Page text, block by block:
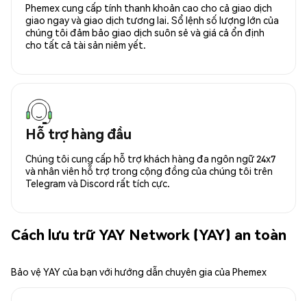
Phemex cung cấp tính thanh khoản cao cho cả giao dịch
giao ngay và giao dịch tương lai. Sổ lệnh số lượng lớn của
chúng tôi đảm bảo giao dịch suôn sẻ và giá cả ổn định
cho tất cả tài sản niêm yết.
Hỗ trợ hàng đầu
Chúng tôi cung cấp hỗ trợ khách hàng đa ngôn ngữ 24x7
và nhân viên hỗ trợ trong cộng đồng của chúng tôi trên
Telegram và Discord rất tích cực.
Cách lưu trữ YAY Network (YAY) an toàn
Bảo vệ YAY của bạn với hướng dẫn chuyên gia của Phemex